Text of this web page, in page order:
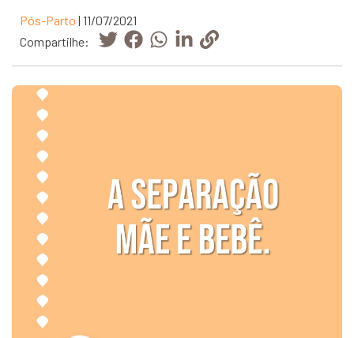
Pós-Parto | 11/07/2021
Compartilhe: